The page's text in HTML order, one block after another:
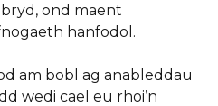
ond maent
hanfodol.
am bobl ag anableddau
wedi cael eu rhoi’n